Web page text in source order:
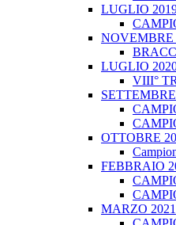
LUGLIO
NOVEMBRE
LUGLIO
VIII°
OTTOBRE
FEBBRAIO
MARZO 2021